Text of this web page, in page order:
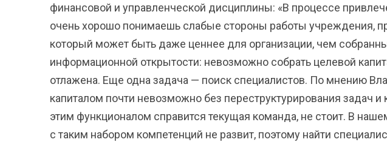
финансовой и управленческой дисциплины: «В процессе
очень хорошо понимаешь слабые стороны работы учреждения,
который может быть даже ценнее для организации, чем
информационной открытости: невозможно собрать целевой
отлажена. Еще одна задача — поиск специалистов. По мнению
капиталом почти невозможно без переструктурирования задач
этим функционалом справится текущая команда, не стоит. В
с таким набором компетенций не развит, поэтому найти